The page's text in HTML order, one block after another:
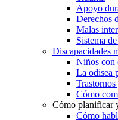
Apoyo
Derechos
Malas
Sistema
Discapacidades
Niños con
La odisea
Cómo
Cómo planificar
Cómo